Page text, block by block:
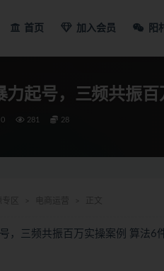
首页 加入会员 阳
力起号，三频共振
0 281 28
，三频共振百万实操案例 算法6